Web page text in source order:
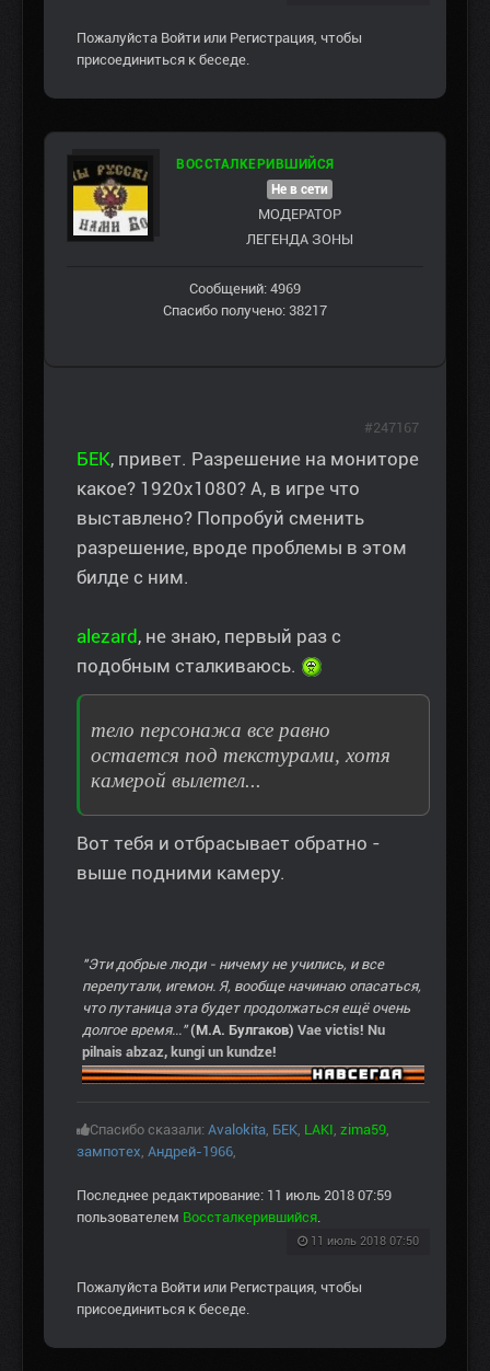
Пожалуйста Войти или Регистрация , чтобы
присоединиться к беседе.
ВОССТАЛКЕРИВШИЙСЯ
Не в сети
МОДЕРАТОР
ЛЕГЕНДА ЗОНЫ
Сообщений: 4969
Спасибо получено: 38217
БЕК, привет. Разрешение на мониторе
какое? 1920x1080? А, в игре что
выставлено? Попробуй сменить
разрешение, вроде проблемы в этом
билде с ним.
alezard, не знаю, первый раз с
подобным сталкиваюсь.
тело персонажа все равно
остается под текстурами, хотя
камерой вылетел...
Вот тебя и отбрасывает обратно -
выше подними камеру.
"Эти добрые люди - ничему не учились, и все
перепутали, игемон. Я, вообще начинаю опасаться,
что путаница эта будет продолжаться ещё очень
долгое время..." (М.А. Булгаков) Vae victis! Nu
pilnais abzaz, kungi un kundze!
Спасибо сказали: Avalokita БЕК LAKI zima59
зампотех Андрей-1966
Последнее редактирование: 11 июль 2018 07:59
пользователем Воссталкерившийся
11 июль 2018 07:50
#247167
Пожалуйста Войти или Регистрация , чтобы
присоединиться к беседе.